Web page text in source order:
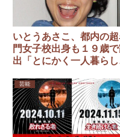
いとうあさこ、都内の超
門女子校出身も１９歳
出「とにかく一人暮らし
た」
芸能